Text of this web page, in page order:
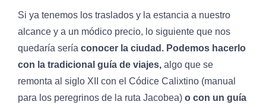
Si ya tenemos los traslados y la estancia a nuestro
alcance y a un módico precio, lo siguiente que nos
quedaría sería conocer la ciudad. Podemos hacerlo
con la tradicional guía de viajes, algo que se
remonta al siglo XII con el Códice Calixtino (manual
para los peregrinos de la ruta Jacobea) o con un guía